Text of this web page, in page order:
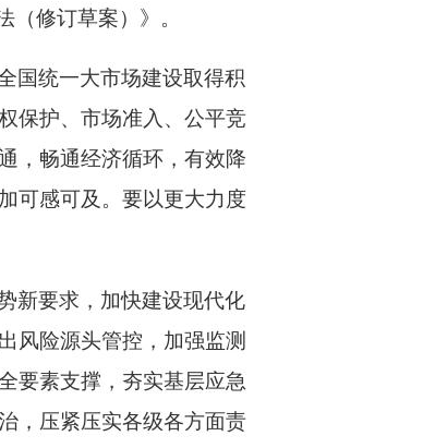
修订草案）》。
国统一大市场建设取得积
保护、市场准入、公平竞
，畅通经济循环，有效降
可感可及。要以更大力度
新要求，加快建设现代化
风险源头管控，加强监测
要素支撑，夯实基层应急
，压紧压实各级各方面责